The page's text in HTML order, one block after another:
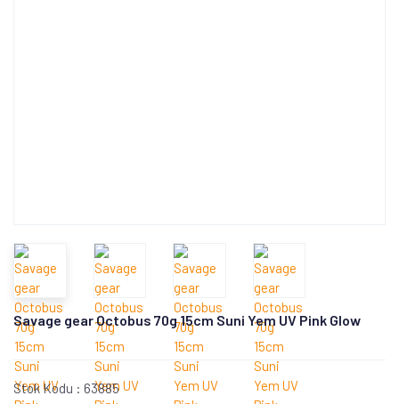
Savage gear Octobus 70g 15cm Suni Yem UV Pink Glow
Stok Kodu : 63885